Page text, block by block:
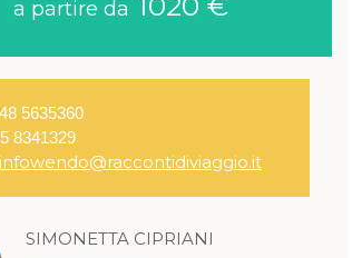
a partire da
5635360
8341329
infowendo@raccontidiviaggio.it
SIMONETTA CIPRIANI